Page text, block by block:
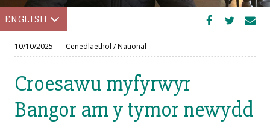
ENGLISH
10/10/2025 Cenedlaethol /National
Croesawu myfyrwyr
Bangor am y tymor newydd